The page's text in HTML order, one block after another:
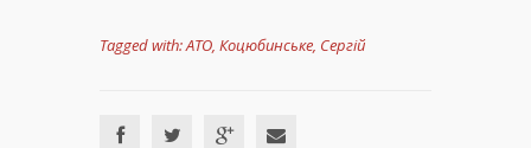
Tagged with:АТО Коцюбинське Сергій